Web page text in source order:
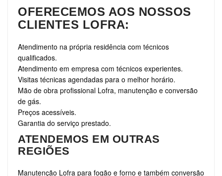
OFERECEMOS AOS NOSSOS
CLIENTES LOFRA:
Atendimento na própria residência com técnicos
qualificados.
Atendimento em empresa com técnicos experientes.
Visitas técnicas agendadas para o melhor horário.
Mão de obra profissional Lofra, manutenção e conversão
de gás.
Preços acessíveis.
Garantia do serviço prestado.
ATENDEMOS EM OUTRAS
REGIÕES
Manutenção Lofra para fogão e forno e também conversão